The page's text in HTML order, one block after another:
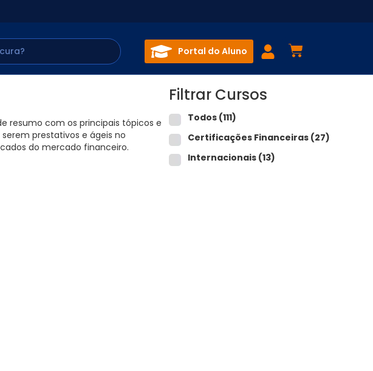
Portal do Aluno
resumo com os principais tópicos e
prestativos e ágeis no
do mercado financeiro.
Filtrar Cursos
Todos (111)
Certificações Financeiras (27)
Internacionais (13)